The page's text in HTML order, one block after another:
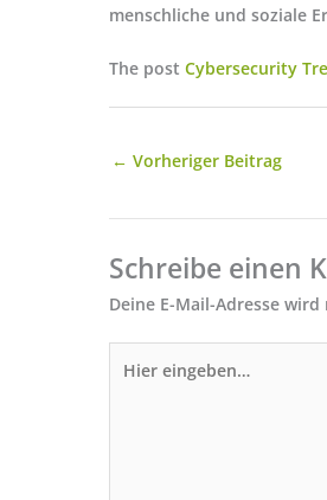
menschliche und soziale
The post Cybersecurity
← Vorheriger Beitrag
Schreibe einen
Deine E-Mail-Adresse
eingeben…